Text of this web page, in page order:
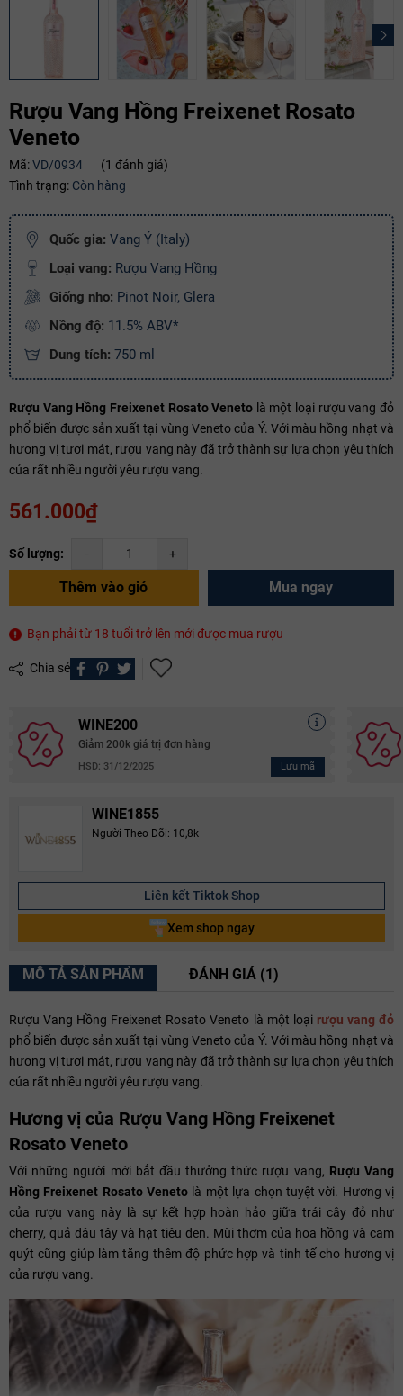
Rượu Vang Hồng Freixenet Rosato
Veneto
Mã:VD/0934
(1 đánh giá)
Tình trạng: Còn hàng
Quốc gia: Vang Ý (Italy)
Loại vang: Rượu Vang Hồng
Giống nho: Pinot Noir, Glera
Nồng độ: 11.5% ABV*
Dung tích: 750 ml
Rượu Vang Hồng Freixenet Rosato Veneto là một loại rượu vang đỏ
phổ biến được sản xuất tại vùng Veneto của Ý. Với màu hồng nhạt và
hương vị tươi mát, rượu vang này đã trở thành sự lựa chọn yêu thích
của rất nhiều người yêu rượu vang.
561.000₫
Số lượng: - +
Thêm vào giỏ Mua ngay
Bạn phải từ 18 tuổi trở lên mới được mua rượu
Chia sẻ
WINE200
Giảm 200k giá trị đơn hàng
HSD: 31/12/2025 Lưu mã
Ngày hết hạn:
Điều kiện:
Copy mã và nhập mã ở trangTHANH TOÁN
WINE1855
Người Theo Dõi: 10,8k
Liên kết Tiktok Shop
Xem shop ngay
MÔ TẢ SẢN PHẨM ĐÁNH GIÁ (1)
Rượu Vang Hồng Freixenet Rosato Veneto là một loại rượu vang đỏ
phổ biến được sản xuất tại vùng Veneto của Ý. Với màu hồng nhạt và
hương vị tươi mát, rượu vang này đã trở thành sự lựa chọn yêu thích
của rất nhiều người yêu rượu vang.
Hương vị của Rượu Vang Hồng Freixenet
Rosato Veneto
Với những người mới bắt đầu thưởng thức rượu vang, Rượu Vang
Hồng Freixenet Rosato Veneto là một lựa chọn tuyệt vời. Hương vị
của rượu vang này là sự kết hợp hoàn hảo giữa trái cây đỏ như
cherry, quả dâu tây và hạt tiêu đen. Mùi thơm của hoa hồng và cam
quýt cũng giúp làm tăng thêm độ phức hợp và tinh tế cho hương vị
của rượu vang.